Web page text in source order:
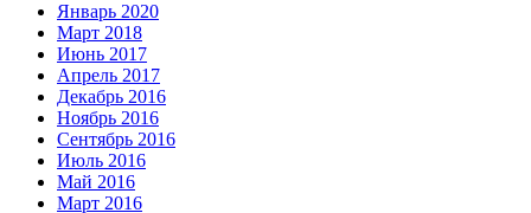
Январь 2020
Март 2018
Июнь 2017
Апрель 2017
Декабрь 2016
Ноябрь 2016
Сентябрь 2016
Июль 2016
Май 2016
Март 2016